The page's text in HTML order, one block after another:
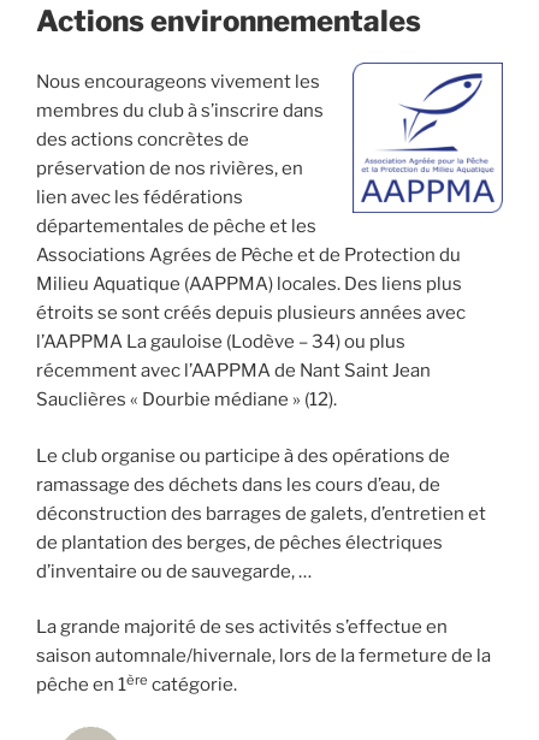
Actions environnementales
Nous encourageons vivement les
membres du club à s’inscrire dans
des actions concrètes de
préservation de nos rivières, en
lien avec les fédérations
départementales de pêche et les
Associations Agrées de Pêche et de Protection du
Milieu Aquatique (AAPPMA) locales. Des liens plus
étroits se sont créés depuis plusieurs années avec
l’AAPPMA La gauloise (Lodève – 34) ou plus
récemment avec l’AAPPMA de Nant Saint Jean
Sauclières « Dourbie médiane » (12).
Le club organise ou participe à des opérations de
ramassage des déchets dans les cours d’eau, de
déconstruction des barrages de galets, d’entretien et
de plantation des berges, de pêches électriques
d’inventaire ou de sauvegarde, …
La grande majorité de ses activités s’effectue en
saison automnale/hivernale, lors de la fermeture de la
pêche en 1ère catégorie.